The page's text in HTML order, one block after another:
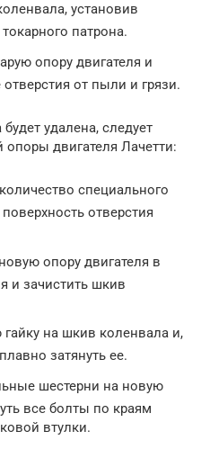
установив
патрона.
опору двигателя и
от пыли и грязи.
удалена, следует
двигателя Лачетти:
специального
отверстия
опору двигателя в
и зачистить шкив
на шкив коленвала и,
затянуть ее.
шестерни на новую
все болты по краям
втулки.